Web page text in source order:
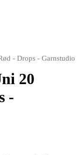
- Drops - Garnstudio
20
-